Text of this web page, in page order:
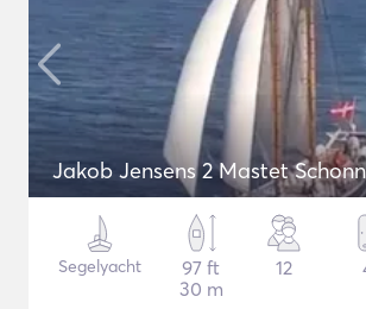
Jakob Jensens 2 Mastet
Segelyacht
97 ft
30 m
12